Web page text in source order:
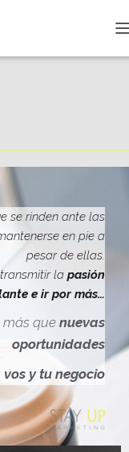
A
M
D
E
N
A
V
G
I
Ó
N
se rinden ante las
en pie a
pesar de ellas.
la pasión
e ir por más…
más que nuevas
oportunidades
y tu negocio